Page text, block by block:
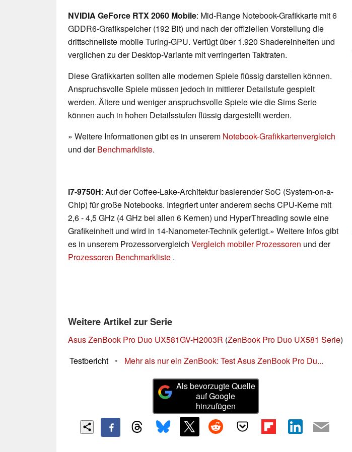
NVIDIA GeForce RTX 2060 Mobile: Mid-Range Notebook-Grafikkarte mit 6
GDDR6-Grafikspeicher (192 Bit) und nach der offiziellen Vorstellung die
drittschnellste mobile Turing-GPU. Verfügt über 1.920 Shadereinheiten und
verglichen zu der Desktop-Variante mit verringerten Taktraten.
Diese Grafikkarten sollten alle modernen Spiele flüssig darstellen können.
Anspruchsvolle Spiele müssen jedoch in mittlerer Detailstufe gespielt
werden. Ältere und weniger anspruchsvolle Spiele wie die Sims Serie
können auch in hohen Detailsstufen flüssig dargestellt werden.
» Weitere Informationen gibt es in unserem Notebook-Grafikkartenvergleich
und derBenchmarkliste.
i7-9750H: Auf der Coffee-Lake-Architektur basierender SoC (System-on-a-
Chip) für große Notebooks. Integriert unter anderem sechs CPU-Kerne mit
2,6 - 4,5 GHz (4 GHz bei allen 6 Kernen) und HyperThreading sowie eine
Grafikeinheit und wird in 14-Nanometer-Technik gefertigt.» Weitere Infos gibt
es in unserem Prozessorvergleich Vergleich mobiler Prozessoren und der
Prozessoren Benchmarkliste .
Weitere Artikel zur Serie
Asus ZenBook Pro Duo UX581GV-H2003R (ZenBook Pro Duo UX581 Serie)
Testbericht
• Mehr als nur ein ZenBook: Test Asus ZenBook Pro Du...
Als bevorzugte Quelle
auf Google
hinzufügen